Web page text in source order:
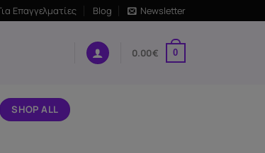
Επαγγελματίες Blog Newsletter
0.00€ 0
SHOP ALL